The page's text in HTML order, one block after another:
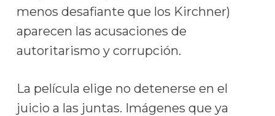
menos desafiante que los Kirchner)
aparecen las acusaciones de
autoritarismo y corrupción.
La película elige no detenerse en el
juicio a las juntas. Imágenes que ya